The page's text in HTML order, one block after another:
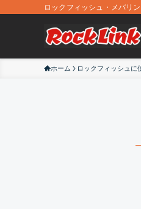
ロックフィッシュ・メバリ
ホーム ロックフィッシュに